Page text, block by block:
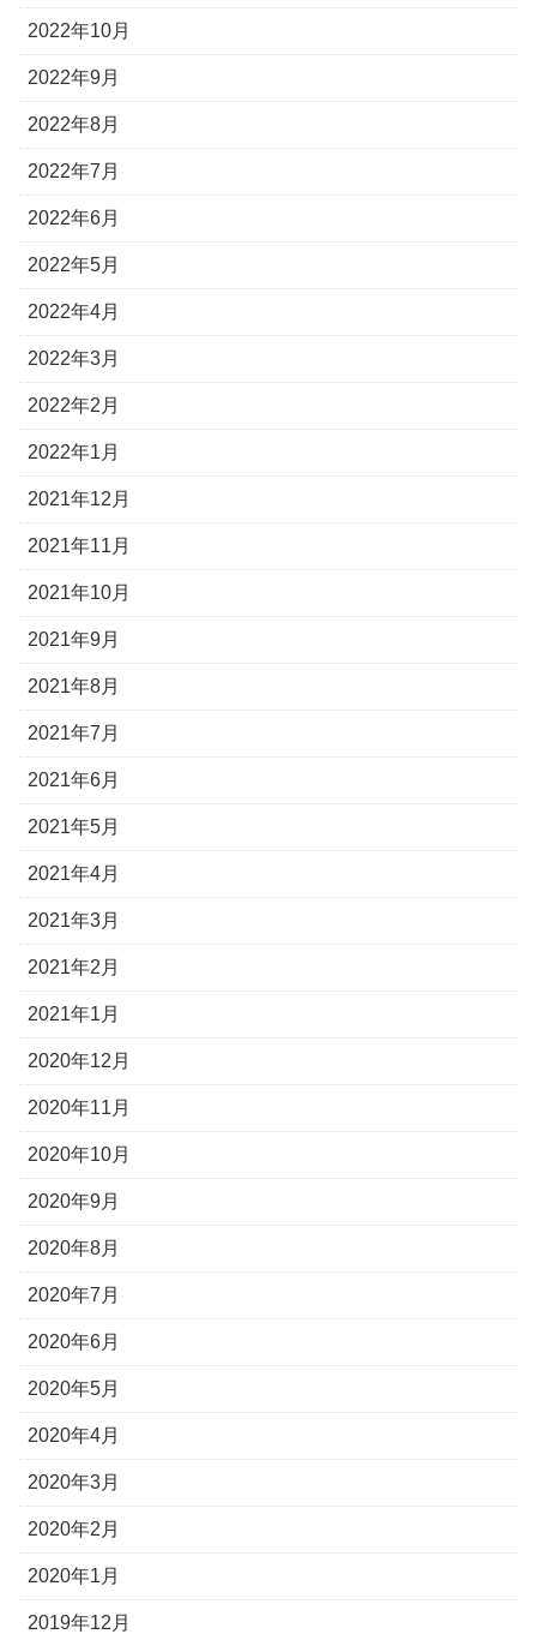
2022年10月
2022年9月
2022年8月
2022年7月
2022年6月
2022年5月
2022年4月
2022年3月
2022年2月
2022年1月
2021年12月
2021年11月
2021年10月
2021年9月
2021年8月
2021年7月
2021年6月
2021年5月
2021年4月
2021年3月
2021年2月
2021年1月
2020年12月
2020年11月
2020年10月
2020年9月
2020年8月
2020年7月
2020年6月
2020年5月
2020年4月
2020年3月
2020年2月
2020年1月
2019年12月